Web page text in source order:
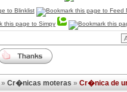
» Cr�nicas moteras » Cr�nica de